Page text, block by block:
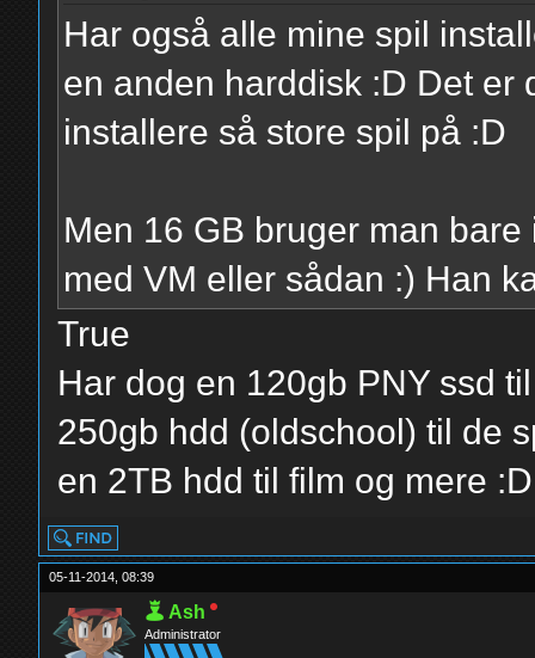
Har også alle mine spil
en anden harddisk :D Det
installere så store spil på :D
Men 16 GB bruger man
med VM eller sådan :) Han
True
Har dog en 120gb PNY ssd
250gb hdd (oldschool) til de
en 2TB hdd til film og mere :D
05-11-2014, 08:39
Ash
Administrator